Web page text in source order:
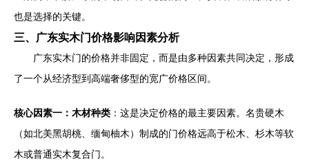
也是选择的关键。
三、广东实木门价格影响因素分析
广东实木门的价格并非固定，而是由多种因素共同决定，形成
了一个从经济型到高端奢侈型的宽广价格区间。
核心因素一：木材种类 ：这是决定价格的最主要因素。名贵硬木
（如北美黑胡桃、缅甸柚木）制成的门价格远高于松木、杉木等软
木或普通实木复合门。